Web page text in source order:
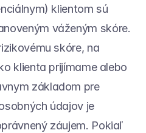
klientom sú
váženým skóre.
skóre, na
klienta prijímame alebo
základom pre
údajov je
záujem. Pokiaľ